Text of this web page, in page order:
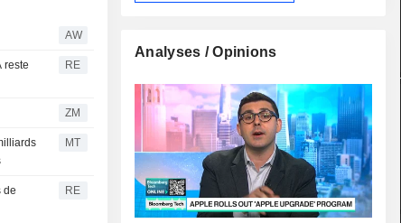
AW
reste
RE
ZM
MT
de
RE
Analyses / Opinions